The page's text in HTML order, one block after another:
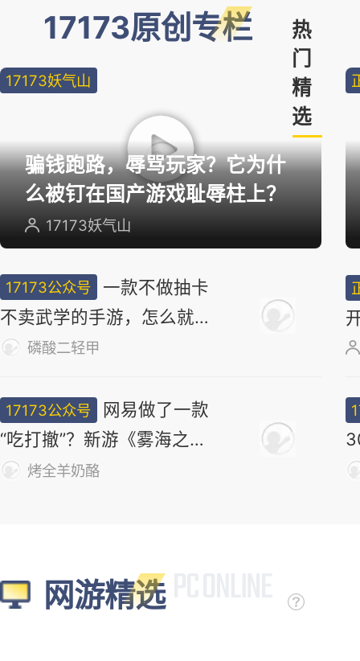
17173原创专栏
热
门
精
选
17173妖气山
骗钱跑路，辱骂玩家？它为什
么被钉在国产游戏耻辱柱上？
17173妖气山
17173公众号
一款不做抽卡
不卖武学的手游，怎么就做
出了最浓的武侠味儿
磷酸二轻甲
17173公众号
网易做了一款
“吃打撤”？新游《雾海之
下》首曝！
烤全羊奶酪
网游精选